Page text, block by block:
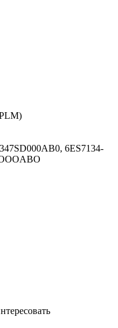
6ES7134-